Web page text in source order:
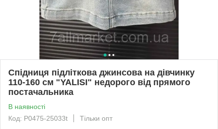
Спідниця підліткова джинсова на дівчинку
110-160 см "YALISI" недорого від прямого
постачальника
В наявності
Код: P0475-25033t
Тільки опт